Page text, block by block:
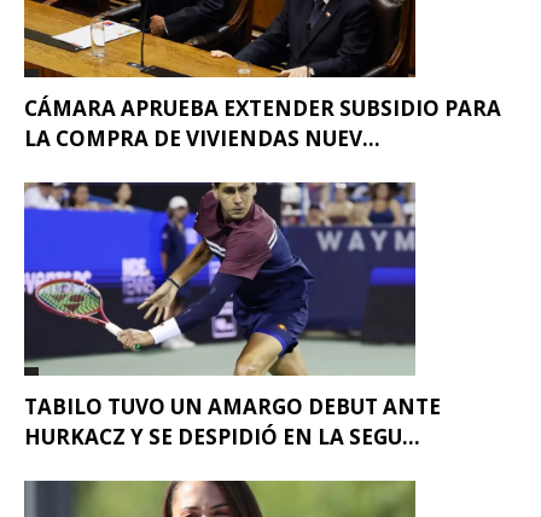
CÁMARA APRUEBA EXTENDER SUBSIDIO PARA
LA COMPRA DE VIVIENDAS NUEV...
TABILO TUVO UN AMARGO DEBUT ANTE
HURKACZ Y SE DESPIDIÓ EN LA SEGU...